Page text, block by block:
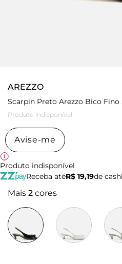
AREZZO
Scarpin Preto Arezzo Bico
Produto indisponível
Avise-me
Produto indisponível
Receba atéR$ 19,19de
Mais 2 cores